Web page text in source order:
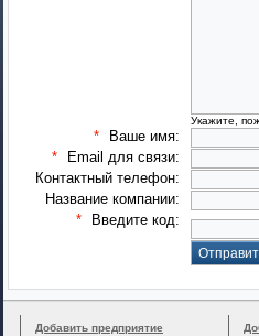
Укажите,
*
Ваше имя:
*
Email для связи:
Контактный телефон:
Название компании:
*
Введите код:
Добавить предприятие